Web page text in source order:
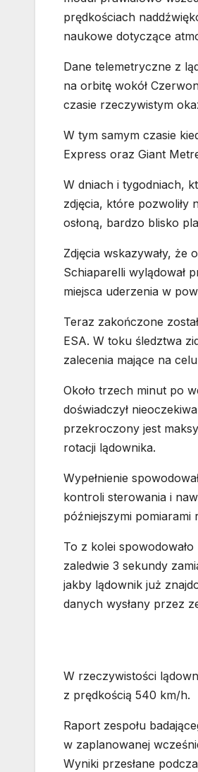
prędkościach
naukowe dotyczące
Dane telemetryczne z
na orbitę wokół
czasie rzeczywistym
W tym samym czasie
Express oraz Giant
W dniach i tygodniach,
zdjęcia, które pozwoliły
osłoną, bardzo blisko
Zdjęcia wskazywały, że
Schiaparelli wylądował
miejsca uderzenia w
Teraz zakończone
ESA. W toku śledztwa
zalecenia mające na
Około trzech minut po
doświadczył
przekroczony jest
rotacji lądownika.
Wypełnienie
kontroli sterowania i
późniejszymi pomiarami
To z kolei
zaledwie 3 sekundy
jakby lądownik już
danych wysłany przez
W rzeczywistości
z prędkością 540 km/h.
Raport zespołu
w zaplanowanej
Wyniki przesłane